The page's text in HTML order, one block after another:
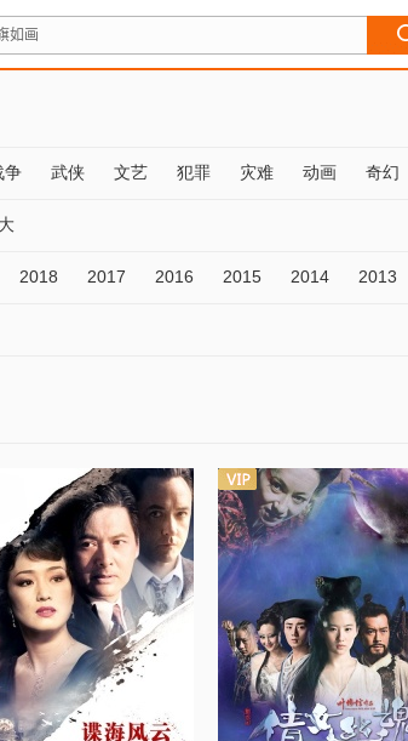
争 武侠 文艺 犯罪 灾难 动画 奇幻
2018 2017 2016 2015 2014 2013